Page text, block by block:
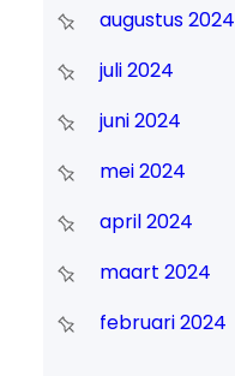
augustus 2024
juli 2024
juni 2024
mei 2024
april 2024
maart 2024
februari 2024